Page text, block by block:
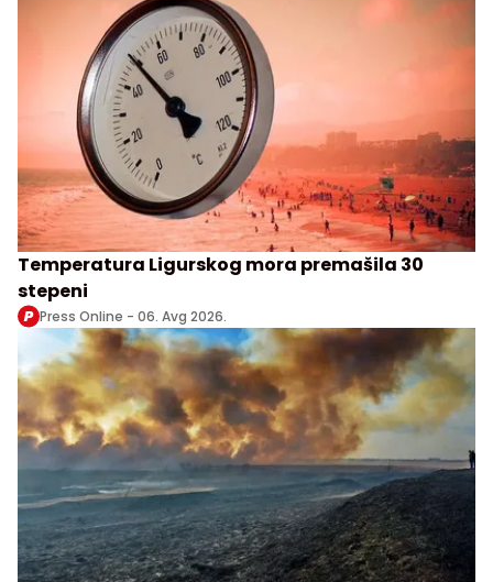
Temperatura Ligurskog mora premašila 30
stepeni
Press Online - 06. Avg 2026.